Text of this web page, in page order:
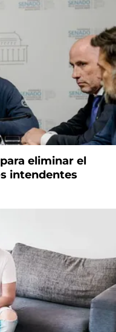
eliminar el
intendentes